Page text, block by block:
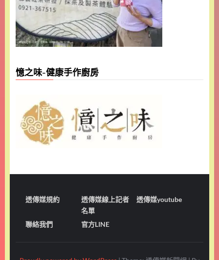
憶之味-健康手作廚房
透傳媒規約
透傳媒線上記者
名單
透傳媒youtube
聯絡我們 官方LINE